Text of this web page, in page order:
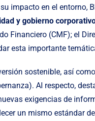
impacto en el entorno,
y gobierno
Financiero (CMF); el
esta importante
sostenible, así
Al respecto,
exigencias de
un mismo estándar